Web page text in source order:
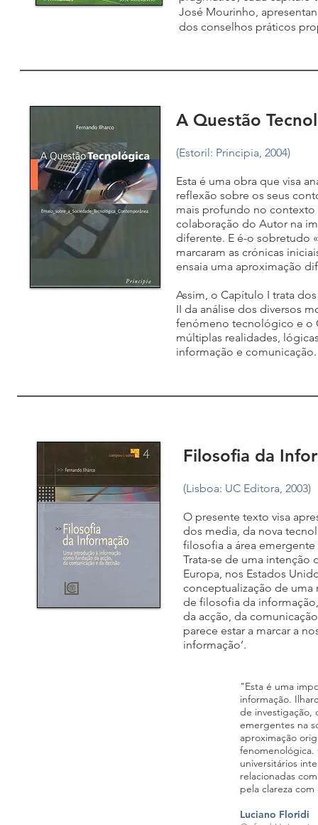
José Mourinho,
dos conselhos práticos
A Questão
(Estoril: Principia, 2004)
Esta é uma obra que visa
reflexão sobre os seus
mais profundo no contexto
colaboração do Autor na
diferente. E é-o sobretudo
marcaram as crónicas
ensaia uma aproximação
Assim, o Capítulo I trata
II da análise dos diversos
fenómeno tecnológico e o
múltiplas realidades,
informação e comunicação.
Filosofia da
(Lisboa: UC Editora, 2003)
O presente texto visa
dos media, da nova
filosofia a área
Trata-se de uma
Europa, nos Estados
conceptualização de uma
de filosofia da
da acção, da
parece estar a marcar a
informação’.
"Esta é uma
informação.
de investigação,
emergentes na
aproximação
fenomenológica.
universitários
relacionadas
pela clareza
Luciano Floridi